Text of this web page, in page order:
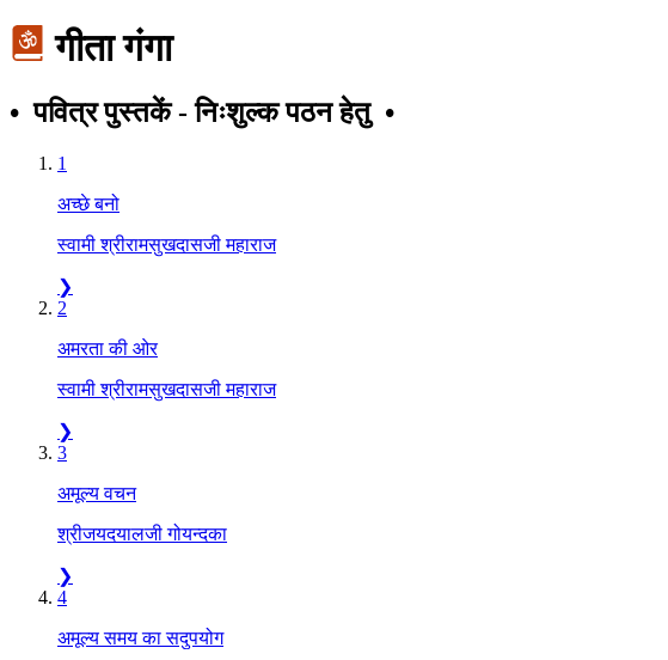
गीता गंगा
• पवित्र पुस्तकें - निःशुल्क पठन हेतु •
1
अच्छे बनो
स्वामी श्रीरामसुखदासजी महाराज
❯
2
अमरता की ओर
स्वामी श्रीरामसुखदासजी महाराज
❯
3
अमूल्य वचन
श्रीजयदयालजी गोयन्दका
❯
4
अमूल्य समय का सदुपयोग